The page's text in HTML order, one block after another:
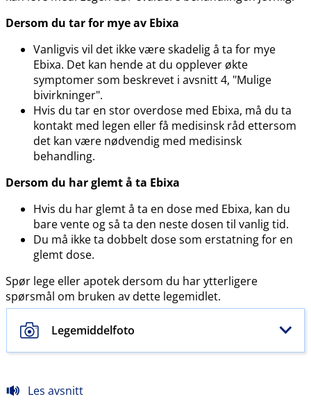
Dersom du tar for mye av Ebixa
Vanligvis vil det ikke være skadelig å ta for mye
Ebixa. Det kan hende at du opplever økte
symptomer som beskrevet i avsnitt 4, "Mulige
bivirkninger".
Hvis du tar en stor overdose med Ebixa, må du ta
kontakt med legen eller få medisinsk råd ettersom
det kan være nødvendig med medisinsk
behandling.
Dersom du har glemt å ta Ebixa
Hvis du har glemt å ta en dose med Ebixa, kan du
bare vente og så ta den neste dosen til vanlig tid.
Du må ikke ta dobbelt dose som erstatning for en
glemt dose.
Spør lege eller apotek dersom du har ytterligere
spørsmål om bruken av dette legemidlet.
Legemiddelfoto
Les avsnitt